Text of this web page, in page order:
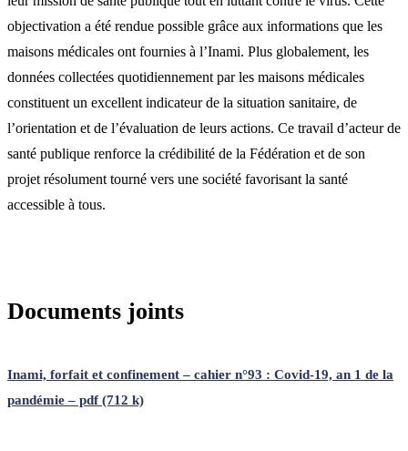
objectivation a été rendue possible grâce aux informations que les
maisons médicales ont fournies à l’Inami. Plus globalement, les
données collectées quotidiennement par les maisons médicales
constituent un excellent indicateur de la situation sanitaire, de
l’orientation et de l’évaluation de leurs actions. Ce travail d’acteur de
santé publique renforce la crédibilité de la Fédération et de son
projet résolument tourné vers une société favorisant la santé
accessible à tous.
Documents joints
Inami, forfait et confinement – cahier n°93 : Covid-19, an 1 de la
pandémie – pdf (712 k)